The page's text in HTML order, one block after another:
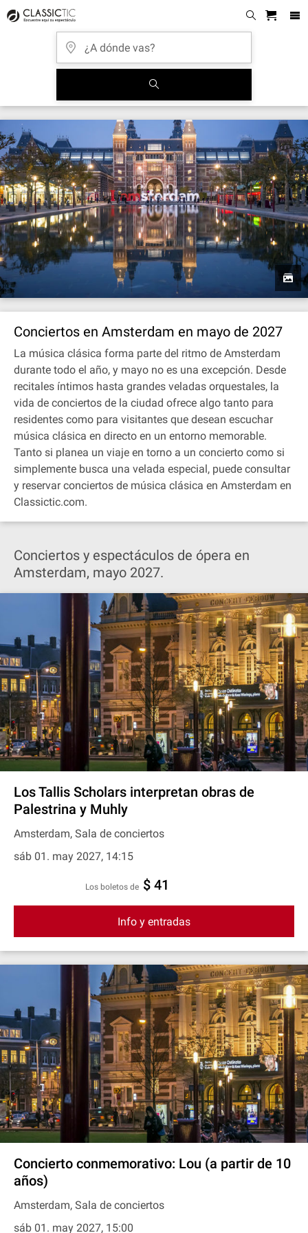
Conciertos en Amsterdam en mayo de 2027
La música clásica forma parte del ritmo de Amsterdam
durante todo el año, y mayo no es una excepción. Desde
recitales íntimos hasta grandes veladas orquestales, la
vida de conciertos de la ciudad ofrece algo tanto para
residentes como para visitantes que desean escuchar
música clásica en directo en un entorno memorable.
Tanto si planea un viaje en torno a un concierto como si
simplemente busca una velada especial, puede consultar
y reservar conciertos de música clásica en Amsterdam en
Classictic.com.
Conciertos y espectáculos de ópera en
Amsterdam, mayo 2027.
Los Tallis Scholars interpretan obras de
Palestrina y Muhly
Amsterdam, Sala de conciertos
sáb 01. may 2027, 14:15
Los boletos de $ 41
Info y entradas
Concierto conmemorativo: Lou (a partir de 10
años)
Amsterdam, Sala de conciertos
sáb 01. may 2027, 15:00